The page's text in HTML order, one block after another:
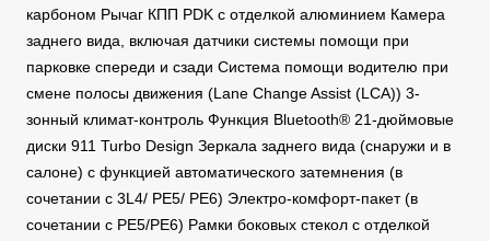
карбоном Рычаг КПП PDK с отделкой алюминием Камера
заднего вида, включая датчики системы помощи при
парковке спереди и сзади Система помощи водителю при
смене полосы движения (Lane Change Assist (LCA)) 3-
зонный климат-контроль Функция Bluetooth® 21-дюймовые
диски 911 Turbo Design Зеркала заднего вида (снаружи и в
салоне) с функцией автоматического затемнения (в
сочетании с 3L4/ PE5/ PE6) Электро-комфорт-пакет (в
сочетании с PE5/PE6) Рамки боковых стекол с отделкой